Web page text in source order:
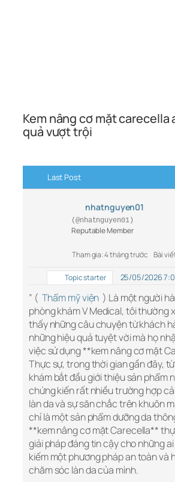
Kem nâng cơ mặt carecella
quả vượt trội
Last Post
nhatnguyen01
(@nhatnguyen01)
Reputable Member
Tham gia: 4 tháng trước Bài
Topic starter 25/05/2026
” ( Thẩm mỹ viện ) Là một người
phòng khám V Medical, tôi thường
thấy những câu chuyện từ khách
những hiệu quả tuyệt vời mà họ
việc sử dụng **kem nâng cơ mặt
Thực sự, trong thời gian gần đây,
khám bắt đầu giới thiệu sản phẩm
chứng kiến rất nhiều trường hợp
làn da và sự săn chắc trên khuôn
chỉ là một sản phẩm dưỡng da
**kem nâng cơ mặt Carecella**
giải pháp đáng tin cậy cho những
kiếm một phương pháp an toàn và
chăm sóc làn da của mình.